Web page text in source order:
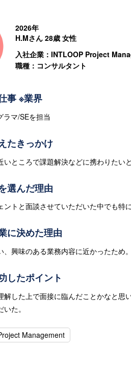
2026年
H.Mさん 28歳 女性
入社企業：INTLOOP Project
職種：コンサルタント
事 ※業界
ラマ/SEを担当
たきっかけ
いところで課題解決などに携わりたい
選んだ理由
ントと面談させていただいた中でも特
に決めた理由
、興味のある業務内容に近かったため。
したポイント
解した上で面接に臨んだことかなと思
た。
Management